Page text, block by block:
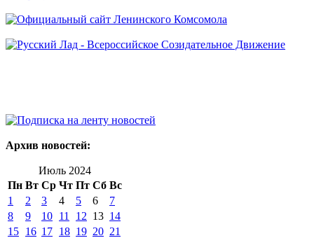
Архив новостей:
Июль 2024
Пн Вт Ср Чт Пт Сб Вс
1
2 3 4 5 6
7
8
9 10 11 12 13 14
15 16 17 18 19 20 21